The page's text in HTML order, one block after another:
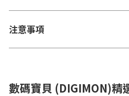
注意事項
數碼寶貝 (DIGIMON)精